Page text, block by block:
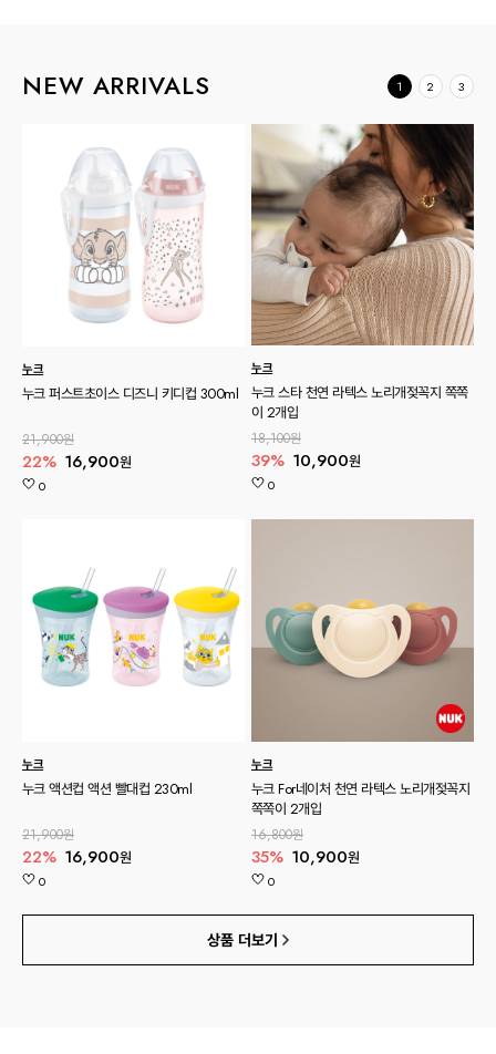
NEW ARRIVALS 1 2 3
누크
누크 퍼스트초이스 디즈니 키디컵 300ml
21,900원
22% 16,900원
0
누크
누크 스타 천연 라텍스 노리개젖꼭지 쪽쪽
이 2개입
18,100원
39% 10,900원
0
누크
누크 액션컵 액션 빨대컵 230ml
21,900원
22% 16,900원
0
누크
누크 For네이처 천연 라텍스 노리개젖꼭지
쪽쪽이 2개입
16,800원
35% 10,900원
0
상품 더보기